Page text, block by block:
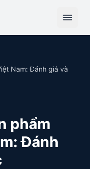
Nam: Đánh giá và
phẩm
Đánh